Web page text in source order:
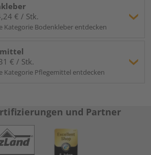
€ / Stk.
Kategorie Bodenkleber entdecken
€ / Stk.
Kategorie Pflegemittel entdecken
und Partner